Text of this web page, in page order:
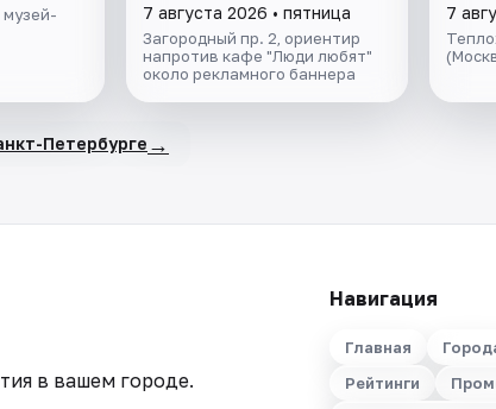
7 августа 2026 • пятница
Загородный пр. 2, ориентир
напротив кафе "Люди любят"
около рекламного баннера
7
Петербурге →
в вашем городе.
Навигация
Главная
Рейтинги